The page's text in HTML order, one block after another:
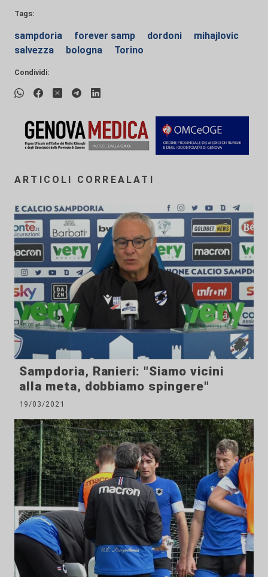
Tags:
sampdoria forever samp dordoni
mihajlovic
salvezza
bologna Torino
Condividi:
ARTICOLI CORREALATI
Sampdoria, Ranieri: "Siamo vicini
alla meta, dobbiamo spingere"
19/03/2021